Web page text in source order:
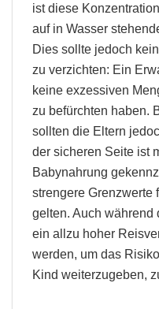
ist diese
auf in Wasser
Dies sollte jedoch
zu verzichten: Ein
keine exzessiven
zu befürchten haben.
sollten die Eltern
der sicheren Seite ist
Babynahrung
strengere Grenzwerte
gelten. Auch während
ein allzu hoher
werden, um das
Kind weiterzugeben,